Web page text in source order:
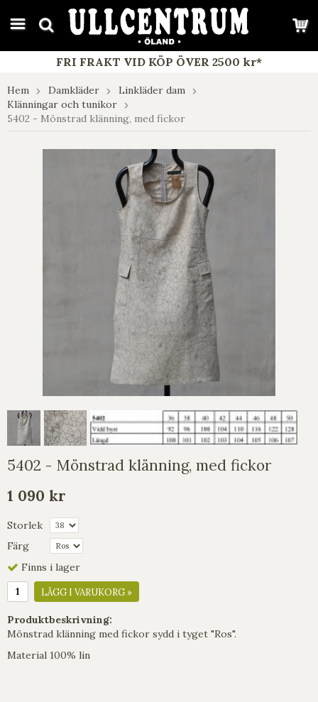
google-site-verification: google7e4b1026db5d9f32.html
FRI FRAKT VID KÖP ÖVER 2500 kr*
Hem Damkläder
Linkläder dam
Klänningar och tunikor
5402 - Mönstrad klänning, med fickor
5402 - Mönstrad klänning, med fickor
1 090 kr
Storlek
Färg
Finns i lager
LÄGG I VARUKORG »
Produktbeskrivning:
Mönstrad klänning med fickor sydd i tyget "Ros".
Material 100% lin